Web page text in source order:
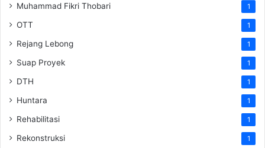
Muhammad Fikri Thobari 1
OTT 1
Rejang Lebong 1
Suap Proyek 1
DTH 1
Huntara 1
Rehabilitasi 1
Rekonstruksi 1